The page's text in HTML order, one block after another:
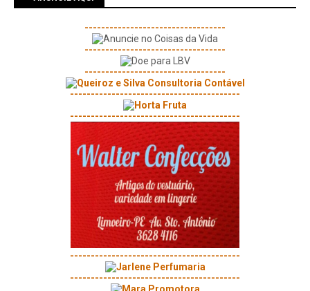
----------------------------------
----------------------------------
----------------------------------
-----------------------------------------
-----------------------------------------
-----------------------------------------
-----------------------------------------